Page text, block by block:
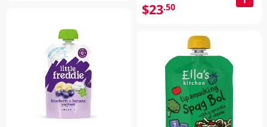
$23.50